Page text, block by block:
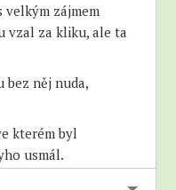
velkým zájmem
vzal za kliku, ale ta
bez něj nuda,
kterém byl
usmál.
mínění, jak jistě